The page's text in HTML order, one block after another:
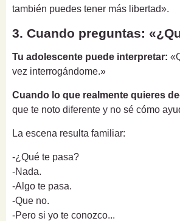
también puedes tener más libertad».
3. Cuando preguntas:
Tu adolescente puede interpretar:
vez interrogándome.»
Cuando lo que realmente quieres
que te noto diferente y no sé cómo
La escena resulta familiar:
-¿Qué te pasa?
-Nada.
-Algo te pasa.
-Que no.
-Pero si yo te conozco...